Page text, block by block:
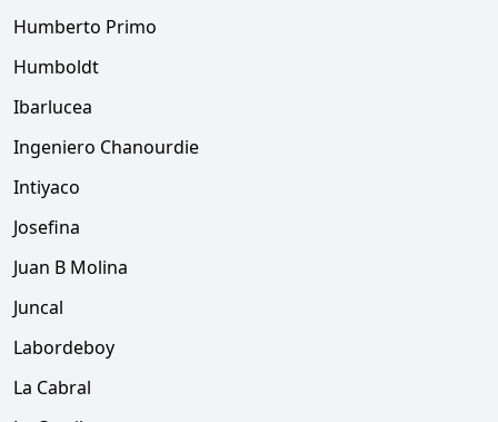
Humberto Primo
Humboldt
Ibarlucea
Ingeniero Chanourdie
Intiyaco
Josefina
Juan B Molina
Juncal
Labordeboy
La Cabral